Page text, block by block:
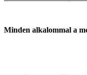
Minden alkalommal a